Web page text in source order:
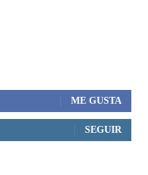
ME GUSTA
SEGUIR